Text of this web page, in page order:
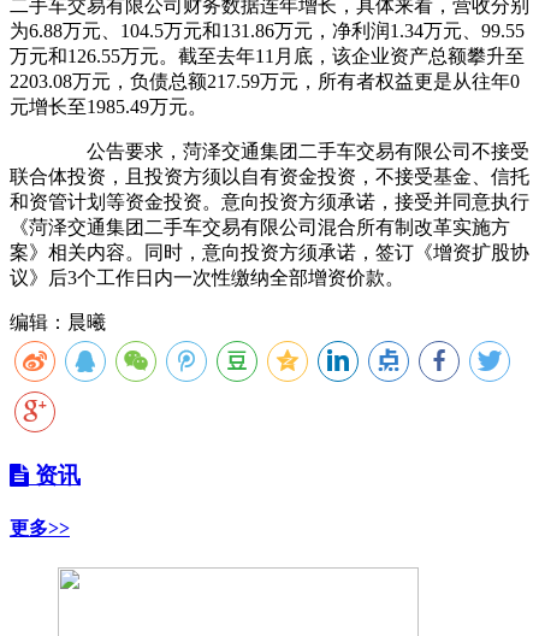
二手车交易有限公司财务数据连年增长，具体来看，营收分别
为6.88万元、104.5万元和131.86万元，净利润1.34万元、99.55
万元和126.55万元。截至去年11月底，该企业资产总额攀升至
2203.08万元，负债总额217.59万元，所有者权益更是从往年0
元增长至1985.49万元。
公告要求，菏泽交通集团二手车交易有限公司不接受
联合体投资，且投资方须以自有资金投资，不接受基金、信托
和资管计划等资金投资。意向投资方须承诺，接受并同意执行
《菏泽交通集团二手车交易有限公司混合所有制改革实施方
案》相关内容。同时，意向投资方须承诺，签订《增资扩股协
议》后3个工作日内一次性缴纳全部增资价款。
编辑：晨曦
资讯
更多>>